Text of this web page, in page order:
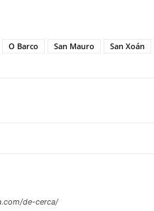
O Barco San Mauro San Xoán
de-cerca/